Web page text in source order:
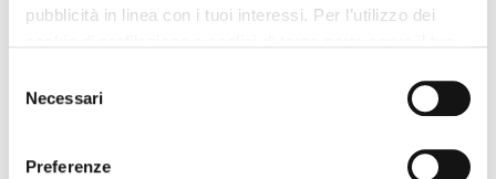
pubblicità in linea con i tuoi interessi. Per l’utilizzo dei
senza accettare” verranno installati solo i cookie tecnici.
Cliccando il pulsante “Accetta tutto” acconsenti all’utilizzo
di tutti i cookie. Cliccando il pulsante “mostra dettagli”
troverai le varie categorie di cookie e potrai accettare o
delNecessari
Preferenze
Animali Ammessi:
Vedi